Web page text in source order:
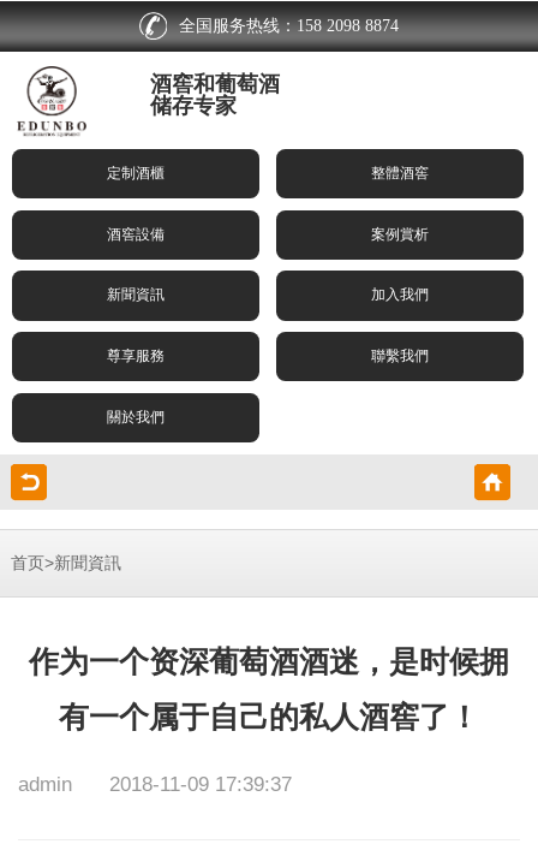
全国服务热线：158 2098 8874
酒窖和葡萄酒
储存专家
定制酒櫃 整體酒窖
酒窖設備 案例賞析
新聞資訊 加入我們
尊享服務 聯繫我們
關於我們
首页>新聞資訊
作为一个资深葡萄酒酒迷，是时候拥
有一个属于自己的私人酒窖了！
admin 2018-11-09 17:39:37